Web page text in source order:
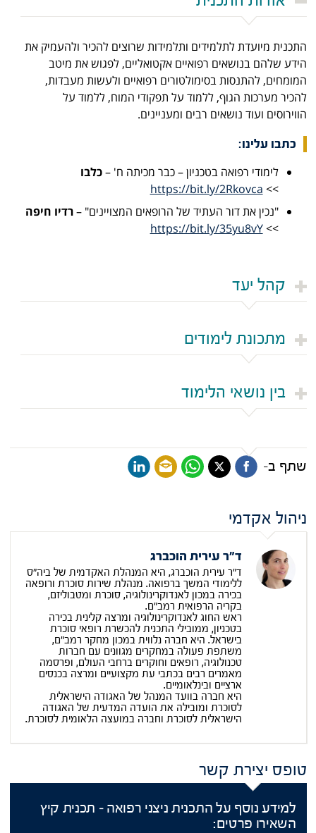
התכנית מיועדת לתלמידים ותלמידות שרוצים להכיר ולהעמיק את
הידע שלהם בנושאים רפואיים אקטואליים, לפגוש את מיטב
המומחים, להתנסות בסימולטורים רפואיים ולעשות מעבדות,
להכיר מערכות הגוף, ללמוד על תפקודי המוח, ללמוד על
הווירוסים ועוד נושאים רבים ומעניינים.
כתבו עלינו:
לימודי רפואה בטכניון – כבר מכיתה ח' –כלבו
>>
https://bit.ly/2Rkovca
"נכין את דור העתיד של הרופאים המצויינים" –רדיו חיפה
>>
https://bit.ly/35yu8vY
קהל יעד
מתכונת לימודים
בין נושאי הלימוד
שתף ב-
ניהול אקדמי
ד"ר עירית הוכברג
ד"ר עירית הוכברג, היא המנהלת האקדמית של ביה"ס
ללימודי המשך ברפואה. מנהלת שירות סוכרת ורופאה
בכירה במכון לאנדוקרינולוגיה, סוכרת ומטבוליזם,
בקריה הרפואית רמב"ם.
ראש החוג לאנדוקרינולוגיה ומרצה קלינית בכירה
בטכניון, ממובילי התכנית להכשרת רופאי סוכרת
בישראל. היא חברה נלווית במכון מחקר רמב"ם,
משתפת פעולה במחקרים מגוונים עם חברות
טכנולוגיה, רופאים וחוקרים ברחבי העולם, ופרסמה
מאמרים רבים בכתבי עת מקצועיים ומרצה בכנסים
ארציים ובינלאומיים.
היא חברה בוועד המנהל של האגודה הישראלית
לסוכרת ומובילה את הועדה המדעית של האגודה
הישראלית לסוכרת וחברה במועצה הלאומית לסוכרת.
טופס יצירת קשר
למידע נוסף על התכנית ניצני רפואה – תכנית קיץ
השאירו פרטים: